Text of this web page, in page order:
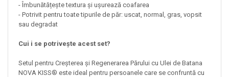
- Îmbunătățește textura și ușurează coafarea
- Potrivit pentru toate tipurile de păr: uscat, normal, gras, vopsit
sau degradat
Cui i se potrivește acest set?
Setul pentru Creșterea și Regenerarea Părului cu Ulei de Batana
NOVA KISS® este ideal pentru persoanele care se confruntă cu